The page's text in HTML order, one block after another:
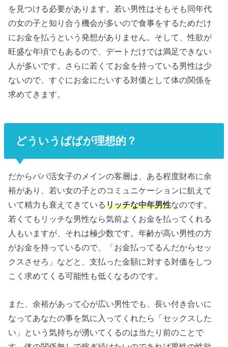
を見つける必要があります。若い男性はそもそも同年代
の女の子と知り合う機会が多いので食事をするためだけ
にお金を払うという発想がありません。そして、性欲が
旺盛な年頃でもあるので、デートだけでは満足できない
人が多いです。さらに若くてお金を持っている男性は少
ないので、すぐにお金にたいする対価として体の関係を
求めてきます。
どういうぱぱが理想的？
だからパパ活女子のメインの客層は、ある程度財布に余
裕があり、若い女の子とのコミュニケーションに飢えて
いて精力も衰えてきているリッチな中年男性なのです。
若くてもリッチな男性なら気前よくお金を払ってくれる
人もいますが、それは極少数です。年齢が高い男性の方
がお金を持っているので、「お金払ってるんだからセッ
クスさせろ」などと、支払った金額に対する対価をしつ
こく求めてくる可能性も低くなるのです。
また、余裕があって心が広い男性でも、長い付き合いに
なってあなたの事を気に入ってくれたら「セックスした
い」という気持ちが湧いてくるのは当たり前のことで